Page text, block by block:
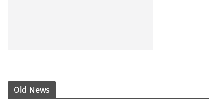
Old News